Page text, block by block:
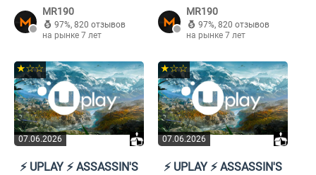
MR190
97%, 820 отзывов
на рынке 7 лет
MR190
97%, 820 отзывов
на рынке 7 лет
07.06.2026
★☆☆
⚡️ UPLAY ⚡️ ASSASSIN'S
07.06.2026
★☆☆
⚡️ UPLAY ⚡️ ASSASSIN'S